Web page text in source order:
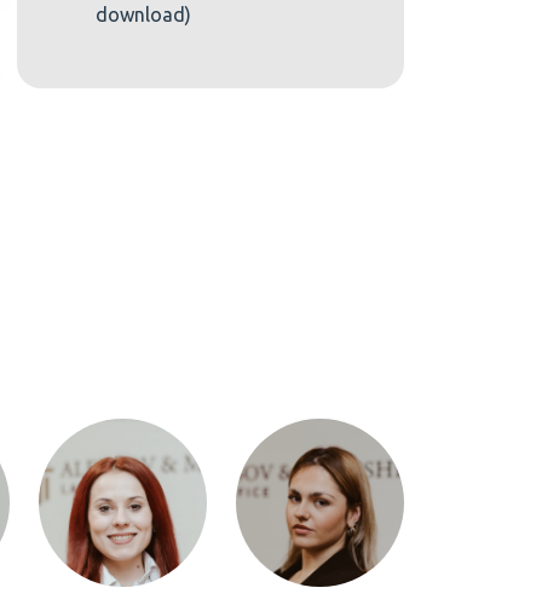
download)